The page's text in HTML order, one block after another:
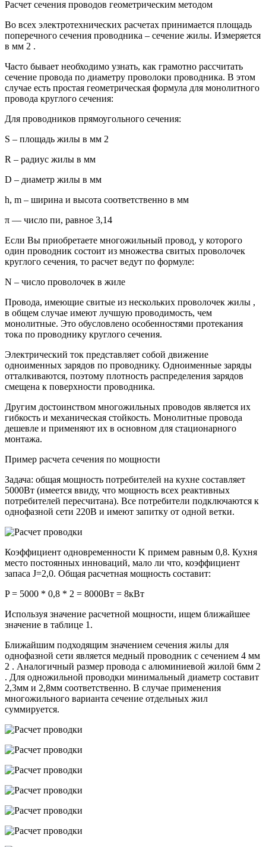
Расчет сечения проводов геометрическим методом
Во всех электротехнических расчетах принимается площадь
поперечного сечения проводника – сечение жилы. Измеряется
в мм 2 .
Часто бывает необходимо узнать, как грамотно рассчитать
сечение провода по диаметру проволоки проводника. В этом
случае есть простая геометрическая формула для монолитного
провода круглого сечения:
Для проводников прямоугольного сечения:
S – площадь жилы в мм 2
R – радиус жилы в мм
D – диаметр жилы в мм
h, m – ширина и высота соответственно в мм
π — число пи, равное 3,14
Если Вы приобретаете многожильный провод, у которого
один проводник состоит из множества свитых проволочек
круглого сечения, то расчет ведут по формуле:
N – число проволочек в жиле
Провода, имеющие свитые из нескольких проволочек жилы ,
в общем случае имеют лучшую проводимость, чем
монолитные. Это обусловлено особенностями протекания
тока по проводнику круглого сечения.
Электрический ток представляет собой движение
одноименных зарядов по проводнику. Одноименные заряды
отталкиваются, поэтому плотность распределения зарядов
смещена к поверхности проводника.
Другим достоинством многожильных проводов является их
гибкость и механическая стойкость. Монолитные провода
дешевле и применяют их в основном для стационарного
монтажа.
Пример расчета сечения по мощности
Задача: общая мощность потребителей на кухне составляет
5000Вт (имеется ввиду, что мощность всех реактивных
потребителей пересчитана). Все потребители подключаются к
однофазной сети 220В и имеют запитку от одной ветки.
Коэффициент одновременности K примем равным 0,8. Кухня
место постоянных инноваций, мало ли что, коэффициент
запаса J=2,0. Общая расчетная мощность составит:
P = 5000 * 0,8 * 2 = 8000Вт = 8кВт
Используя значение расчетной мощности, ищем ближайшее
значение в таблице 1.
Ближайшим подходящим значением сечения жилы для
однофазной сети является медный проводник с сечением 4 мм
2 . Аналогичный размер провода с алюминиевой жилой 6мм 2
. Для одножильной проводки минимальный диаметр составит
2,3мм и 2,8мм соответственно. В случае применения
многожильного варианта сечение отдельных жил
суммируется.